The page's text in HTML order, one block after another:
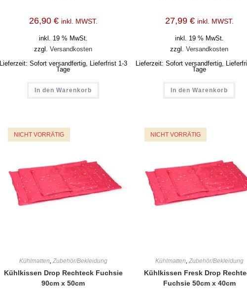
26,90 € inkl. MWST.
inkl. 19 % MwSt.
zzgl.Versandkosten
Lieferzeit: Sofort versandfertig, Lieferfrist 1-3
Tage
In den Warenkorb
27,99 € inkl. MWST.
inkl. 19 % MwSt.
zzgl.Versandkosten
Lieferzeit: Sofort versandfertig,
Tage
In den Warenkorb
NICHT VORRÄTIG
Kühlmatten Zubehör/Bekleidung
Kühlkissen Drop Rechteck Fuchsie
90cm x 50cm
NICHT VORRÄTIG
Kühlmatten Zubehör/Bekleidung
Kühlkissen Fresk Drop
Fuchsie 50cm x 40cm